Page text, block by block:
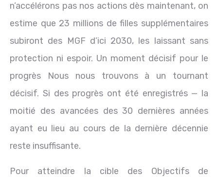
n’accélérons pas nos actions dès maintenant, on
estime que 23 millions de filles supplémentaires
subiront des MGF d’ici 2030, les laissant sans
protection ni espoir. Un moment décisif pour le
progrès Nous nous trouvons à un tournant
décisif. Si des progrès ont été enregistrés — la
moitié des avancées des 30 dernières années
ayant eu lieu au cours de la dernière décennie
reste insuffisante.
Pour atteindre la cible des Objectifs de